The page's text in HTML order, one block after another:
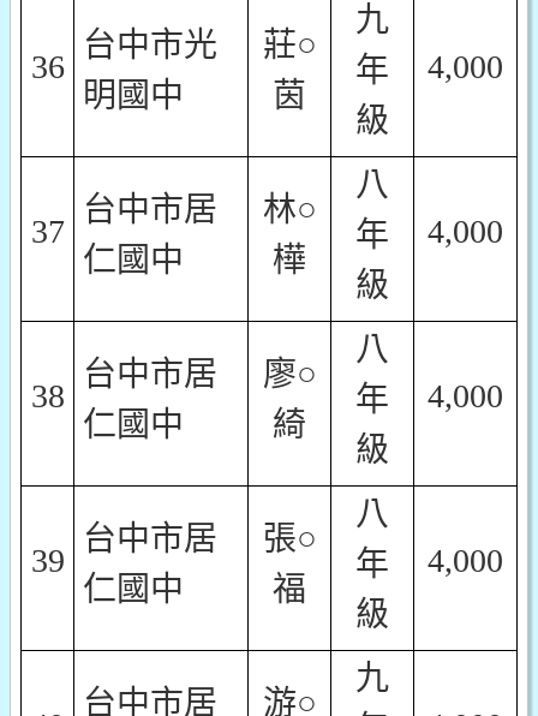
36
台中市光
明國中
莊○
茵
九
年
級
4,000
37
台中市居
仁國中
林○
樺
八
年
級
4,000
38
台中市居
仁國中
廖○
綺
八
年
級
4,000
39
台中市居
仁國中
張○
福
八
年
級
4,000
台中市居 游○
九